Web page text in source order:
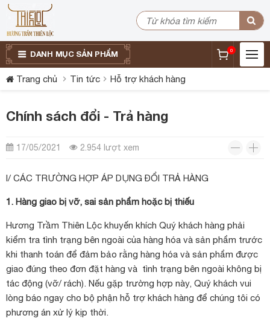
DANH MỤC SẢN PHẨM 0
Trang chủ Tin tức Hỗ trợ khách hàng
Chính sách đổi - Trả hàng
17/05/2021 2.954 lượt xem
I/ CÁC TRƯỜNG HỢP ÁP DỤNG ĐỔI TRẢ HÀNG
1. Hàng giao bị vỡ, sai sản phẩm hoặc bị thiếu
Hương Trầm Thiên Lộc khuyến khích Quý khách hàng phải
kiểm tra tình trạng bên ngoài của hàng hóa và sản phẩm trước
khi thanh toán để đảm bảo rằng hàng hóa và sản phẩm được
giao đúng theo đơn đặt hàng và tình trạng bên ngoài không bị
tác động (vỡ/ rách). Nếu gặp trường hợp này, Quý khách vui
lòng báo ngay cho bộ phận hỗ trợ khách hàng để chúng tôi có
phương án xử lý kịp thời.